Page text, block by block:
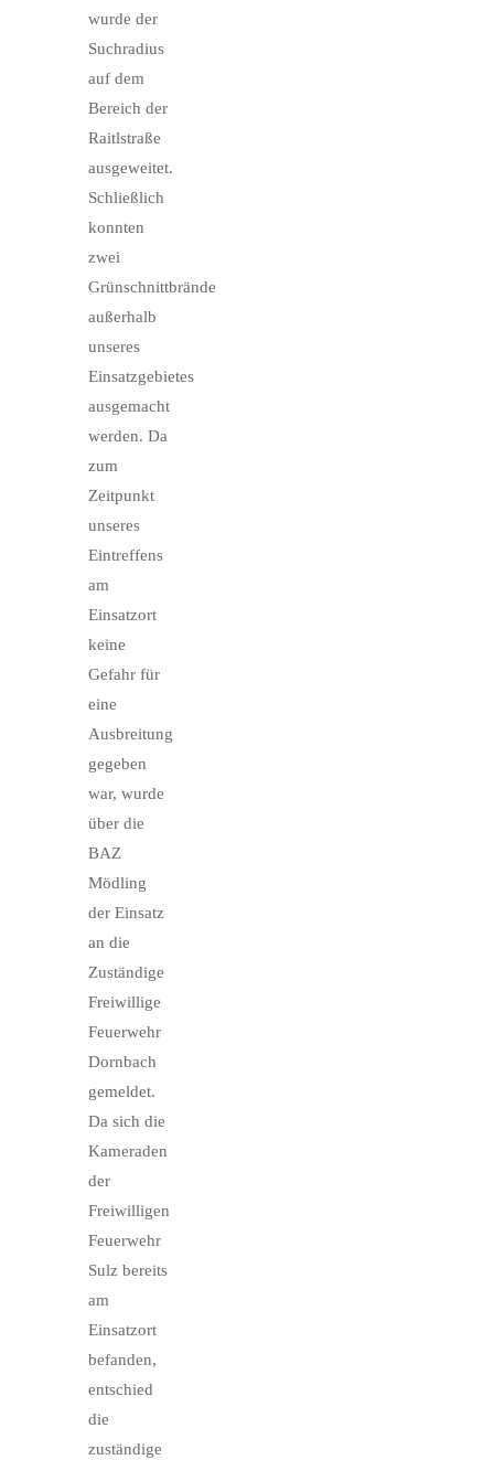
wurde der
Suchradius
auf dem
Bereich der
Raitlstraße
ausgeweitet.
Schließlich
konnten
zwei
Grünschnittbrände
außerhalb
unseres
Einsatzgebietes
ausgemacht
werden. Da
zum
Zeitpunkt
unseres
Eintreffens
am
Einsatzort
keine
Gefahr für
eine
Ausbreitung
gegeben
war, wurde
über die
BAZ
Mödling
der Einsatz
an die
Zuständige
Freiwillige
Feuerwehr
Dornbach
gemeldet.
Da sich die
Kameraden
der
Freiwilligen
Feuerwehr
Sulz bereits
am
Einsatzort
befanden,
entschied
die
zuständige